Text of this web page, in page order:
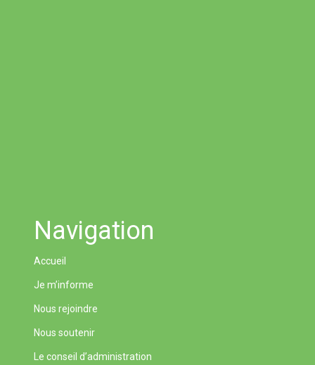
Navigation
Accueil
Je m’informe
Nous rejoindre
Nous soutenir
Le conseil d’administration